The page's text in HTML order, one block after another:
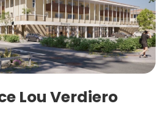
Lou Verdiero